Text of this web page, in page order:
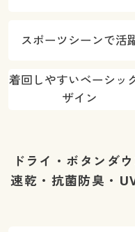
スポーツシーンで活
着回しやすいベーシッ
ザイン
ドライ・ボタンダ
速乾・抗菌防臭・